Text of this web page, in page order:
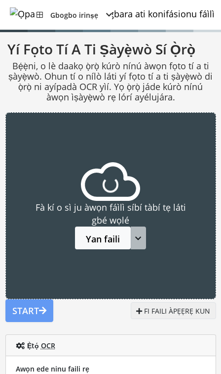
Gbogbo irinṣẹ
Yí Fọto Tí A Ti Ṣàyẹ̀wò Sí Ọ̀rọ̀
Bẹ́ẹ̀ni, o lè daakọ ọ̀rọ̀ kúrò nínú àwọn fọto tí a ti
ṣàyẹ̀wò. Ohun tí o nílò láti yí fọto tí a ti ṣàyẹ̀wò di
ọ̀rọ̀ ni ayípadà OCR yìí. Yọ ọ̀rọ̀ jáde kúrò nínú
àwọn ìṣàyẹ̀wò rẹ lórí ayélujára.
Fà kí o sì ju àwọn fáìlì síbí tàbí tẹ láti
gbé wọlé
Yan faili
START FI FAILI ÀPẸẸRẸ KUN
Ẹ̀tọ́ OCR
Awọn ede ninu faili rẹ